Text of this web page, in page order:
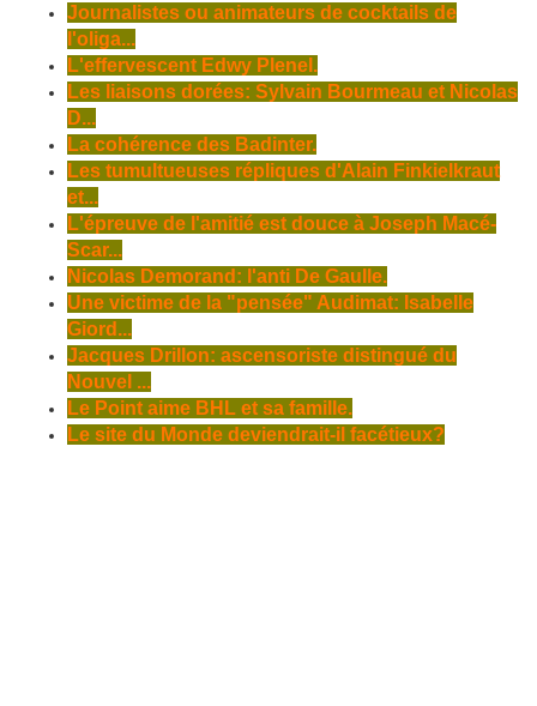
Journalistes ou animateurs de cocktails de
l'oliga...
L'effervescent Edwy Plenel.
Les liaisons dorées: Sylvain Bourmeau et Nicolas
D...
La cohérence des Badinter.
Les tumultueuses répliques d'Alain Finkielkraut
et...
L'épreuve de l'amitié est douce à Joseph Macé-
Scar...
Nicolas Demorand: l'anti De Gaulle.
Une victime de la "pensée" Audimat: Isabelle
Giord...
Jacques Drillon: ascensoriste distingué du
Nouvel ...
Le Point aime BHL et sa famille.
Le site du Monde deviendrait-il facétieux?